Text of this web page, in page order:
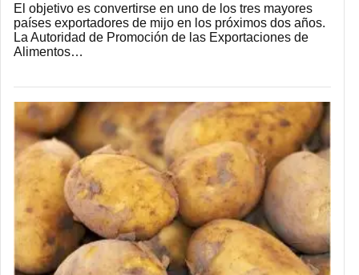
El objetivo es convertirse en uno de los tres mayores
países exportadores de mijo en los próximos dos años.
La Autoridad de Promoción de las Exportaciones de
Alimentos…